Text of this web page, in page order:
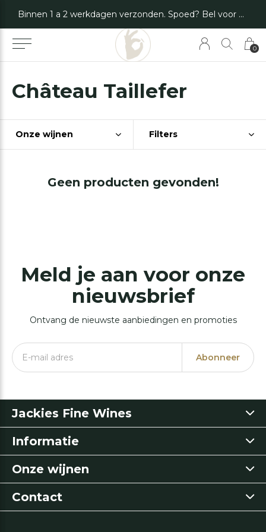
0
Binnen 1 a 2 werkdagen verzonden. Spoed? Bel voor de mogelijkheden.
Château Taillefer
Onze wijnen Filters
Geen producten gevonden!
Meld je aan voor onze
nieuwsbrief
Ontvang de nieuwste aanbiedingen en promoties
Abonneer
Jackies Fine Wines
Informatie
Onze wijnen
Contact